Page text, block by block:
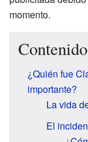
momento.
Contenido
¿Quién fue
importante?
La vida
El